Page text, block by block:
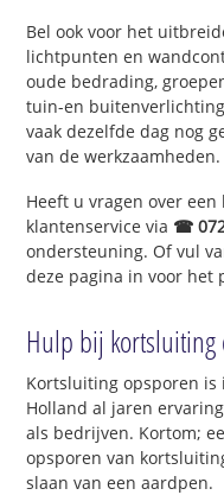
Bel ook voor het
lichtpunten en
oude bedrading,
tuin-en buitenverlichting
vaak dezelfde dag nog
van de werkzaamheden.
Heeft u vragen over
klantenservice via ☎
ondersteuning. Of vul
deze pagina in voor het
Hulp bij
Kortsluiting opsporen
Holland al jaren
als bedrijven. Kortom;
opsporen van
slaan van een aardpen.